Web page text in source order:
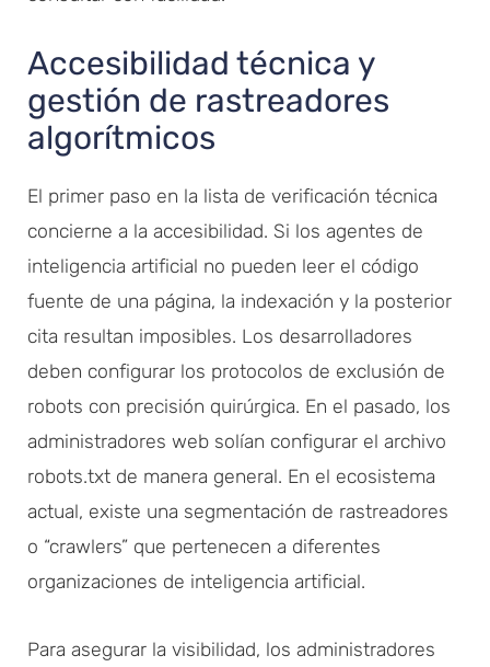
Accesibilidad técnica y
gestión de rastreadores
algorítmicos
El primer paso en la lista de verificación técnica
concierne a la accesibilidad. Si los agentes de
inteligencia artificial no pueden leer el código
fuente de una página, la indexación y la posterior
cita resultan imposibles. Los desarrolladores
deben configurar los protocolos de exclusión de
robots con precisión quirúrgica. En el pasado, los
administradores web solían configurar el archivo
robots.txt de manera general. En el ecosistema
actual, existe una segmentación de rastreadores
o “crawlers” que pertenecen a diferentes
organizaciones de inteligencia artificial.
Para asegurar la visibilidad, los administradores